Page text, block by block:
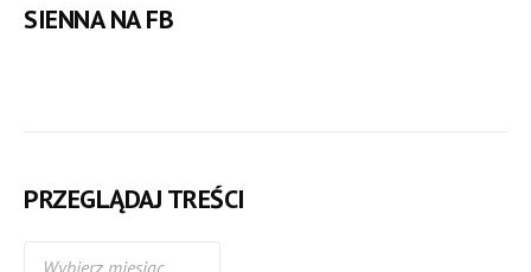
SIENNA NA FB
PRZEGLĄDAJ TREŚCI